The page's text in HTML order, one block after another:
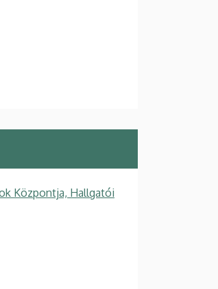
Központja, Hallgatói